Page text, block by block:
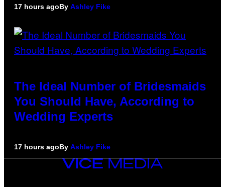
17 hours agoBy Ashley Fike
The Ideal Number of Bridesmaids
You Should Have, According to
Wedding Experts
17 hours agoBy Ashley Fike
VICE
MEDIA